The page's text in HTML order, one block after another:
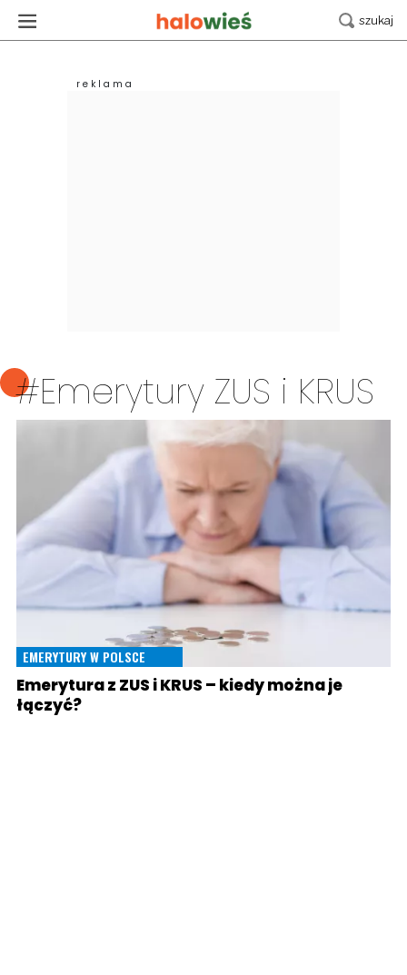
#Emerytury ZUS i KRUS
EMERYTURY W POLSCE
Emerytura z ZUS i KRUS – kiedy można je
łączyć?